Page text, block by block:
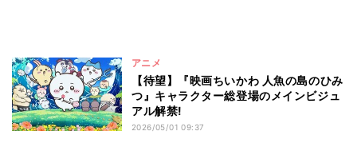
アニメ
【待望】『映画ちいかわ 人魚の島のひみ
つ』キャラクター総登場のメインビジュ
アル解禁!
2026/05/01 09:37